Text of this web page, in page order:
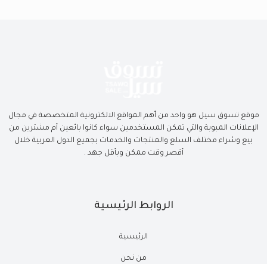
موقع تسوق سيل هو واحد من أهم المواقع الالكترونية المتخصصة في مجال
الإعلانات المبوبة والتي تمكن المستخدمين سواء كانوا بائعين أم مشترين من
بيع وشراء مختلف السلع والمنتجات والخدمات بجميع الدول العربية خلال
أقصر وقت ممكن وبأقل جهد .
الروابط الرئيسية
الرئيسية
من نحن